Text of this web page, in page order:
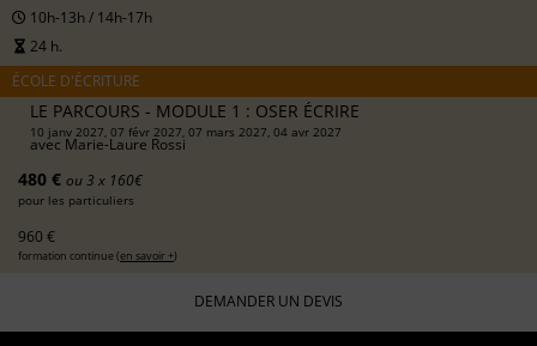
10h-13h / 14h-17h
24 h.
ÉCOLE D'ÉCRITURE
LE PARCOURS - MODULE 1 : OSER ÉCRIRE
10 janv 2027, 07 févr 2027, 07 mars 2027, 04 avr 2027
avec Marie-Laure Rossi
480 € ou 3 x 160€
pour les particuliers
960 €
formation continue (en savoir +)
DEMANDER UN DEVIS